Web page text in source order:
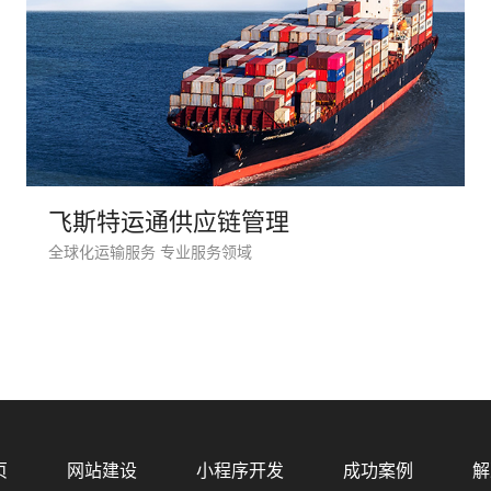
飞斯特运通供应链管理
全球化运输服务 专业服务领域
网站建设 小程序开发 成功案例